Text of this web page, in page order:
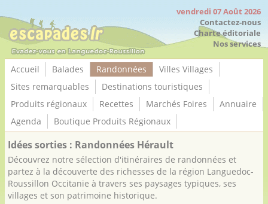
vendredi 07 Août 2026
Contactez-nous
Charte éditoriale
Nos services
Accueil Balades Randonnées
Villes Villages
Sites remarquables
Destinations touristiques
Produits régionaux
Recettes Marchés Foires
Annuaire
Agenda
Boutique Produits Régionaux
Idées sorties : Randonnées Hérault
Découvrez notre sélection d'itinéraires de randonnées et
partez à la découverte des richesses de la région Languedoc-
Roussillon Occitanie à travers ses paysages typiques, ses
villages et son patrimoine historique.